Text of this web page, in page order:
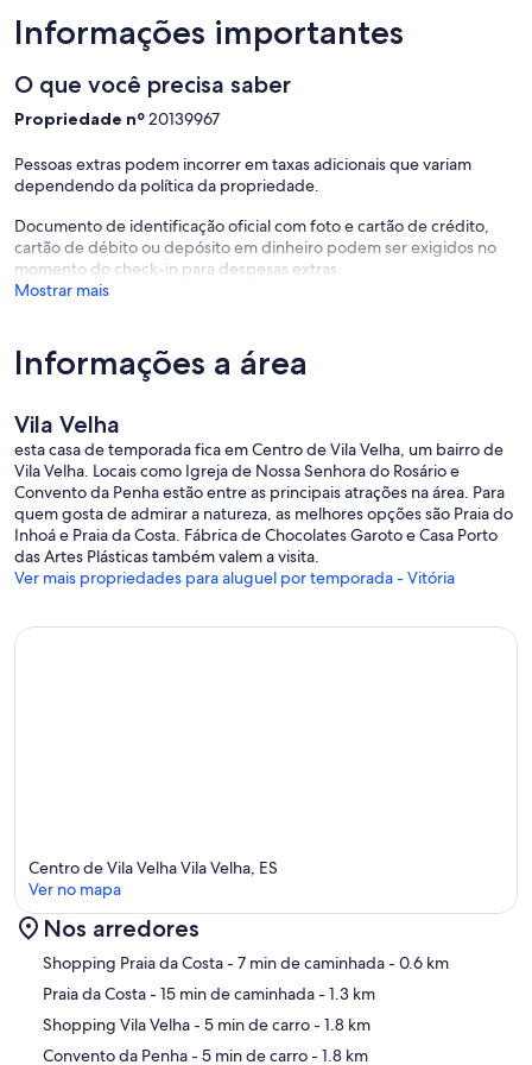
Informações importantes
O que você precisa saber
Propriedade nº20139967
Pessoas extras podem incorrer em taxas adicionais que variam
dependendo da política da propriedade.
Documento de identificação oficial com foto e cartão de crédito,
cartão de débito ou depósito em dinheiro podem ser exigidos no
momento do check-in para despesas extras.
Mostrar mais
Informações a área
Vila Velha
esta casa de temporada fica em Centro de Vila Velha, um bairro de
Vila Velha. Locais como Igreja de Nossa Senhora do Rosário e
Convento da Penha estão entre as principais atrações na área. Para
quem gosta de admirar a natureza, as melhores opções são Praia do
Inhoá e Praia da Costa. Fábrica de Chocolates Garoto e Casa Porto
das Artes Plásticas também valem a visita.
Ver mais propriedades para aluguel por temporada - Vitória
Mapa
Centro de Vila Velha Vila Velha, ES
Ver no mapa
Nos arredores
Shopping Praia da Costa- 7 min de caminhada- 0.6 km
Praia da Costa- 15 min de caminhada- 1.3 km
Shopping Vila Velha- 5 min de carro- 1.8 km
Convento da Penha- 5 min de carro- 1.8 km